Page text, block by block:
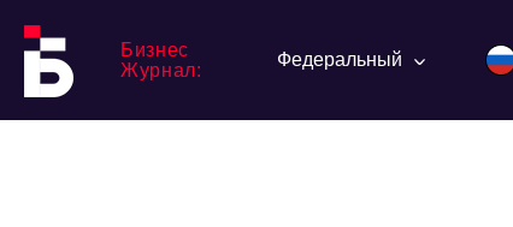
Бизнес
Журнал:
Федеральный